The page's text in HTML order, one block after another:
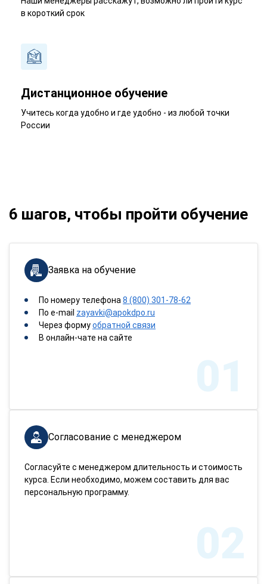
в короткий срок
Дистанционное обучение
Учитесь когда удобно и где удобно - из любой точки
России
6 шагов, чтобы пройти обучение
Заявка на обучение
По номеру телефона 8 (800) 301-78-62
По e-mail zayavki@apokdpo.ru
Через формуобратной связи
В онлайн-чате на сайте
01
Согласование с менеджером
Согласуйте с менеджером длительность и стоимость
курса. Если необходимо, можем составить для вас
персональную программу.
02